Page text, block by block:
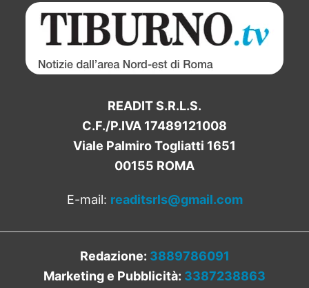
READIT S.R.L.S.
C.F./P.IVA 17489121008
Viale Palmiro Togliatti 1651
00155 ROMA
E-mail: readitsrls@gmail.com
Redazione: 3889786091
Marketing e Pubblicità: 3387238863